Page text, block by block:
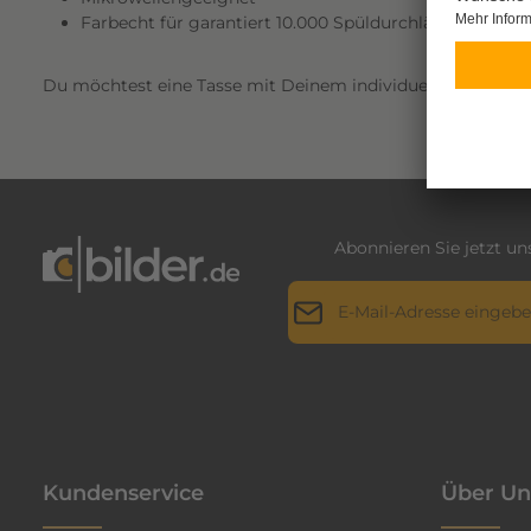
Farbecht für garantiert 10.000 Spüldurchläufe
Du möchtest eine Tasse mit Deinem individuellen
Abonnieren Sie jetzt
E-Mail-Adresse*
Kundenservice Über